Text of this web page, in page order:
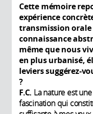
Cette mémoire
expérience
transmission
connaissance
même que nous
en plus urbanisé,
leviers suggérez-
?
F.C. La nature est
fascination qui